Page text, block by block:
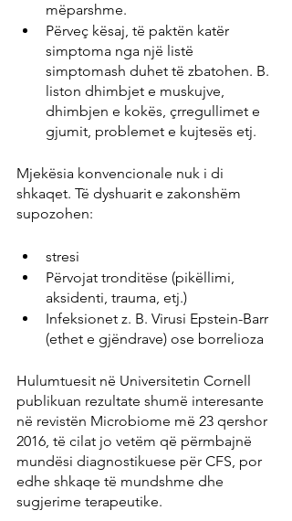
mëparshme.
Përveç kësaj, të paktën katër
simptoma nga një listë
simptomash duhet të zbatohen. B.
liston dhimbjet e muskujve,
dhimbjen e kokës, çrregullimet e
gjumit, problemet e kujtesës etj.
Mjekësia konvencionale nuk i di
shkaqet. Të dyshuarit e zakonshëm
supozohen:
stresi
Përvojat tronditëse (pikëllimi,
aksidenti, trauma, etj.)
Infeksionet z. B. Virusi Epstein-Barr
(ethet e gjëndrave) ose borrelioza
Hulumtuesit në Universitetin Cornell
publikuan rezultate shumë interesante
në revistën Microbiome më 23 qershor
2016, të cilat jo vetëm që përmbajnë
mundësi diagnostikuese për CFS, por
edhe shkaqe të mundshme dhe
sugjerime terapeutike.